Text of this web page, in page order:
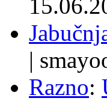
|
Razno: